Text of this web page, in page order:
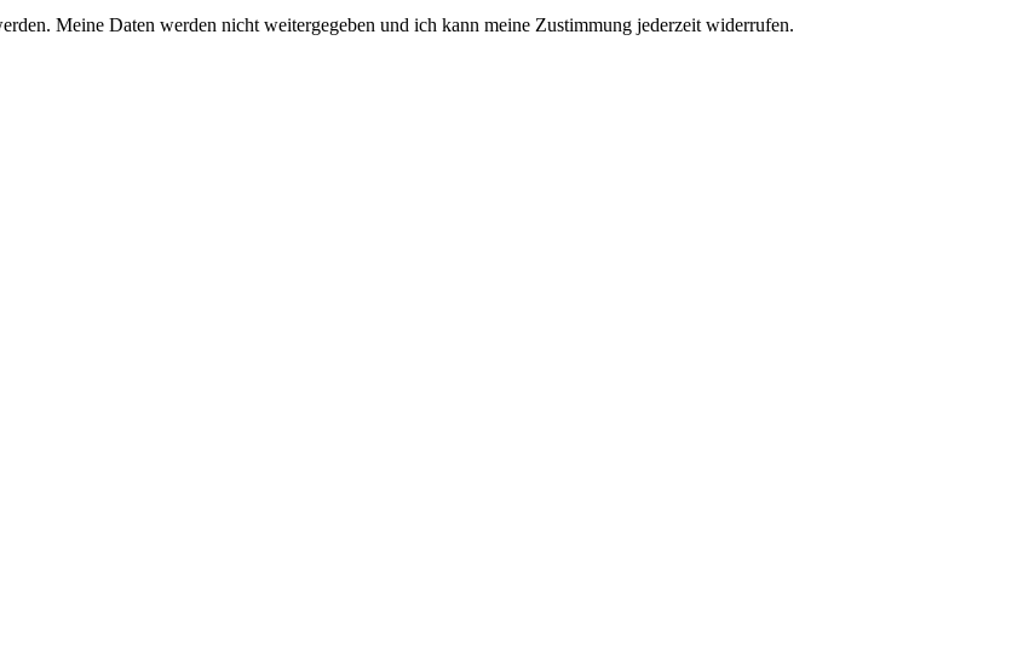
Meine Daten werden nicht weitergegeben und ich kann meine Zustimmung jederzeit widerrufen.